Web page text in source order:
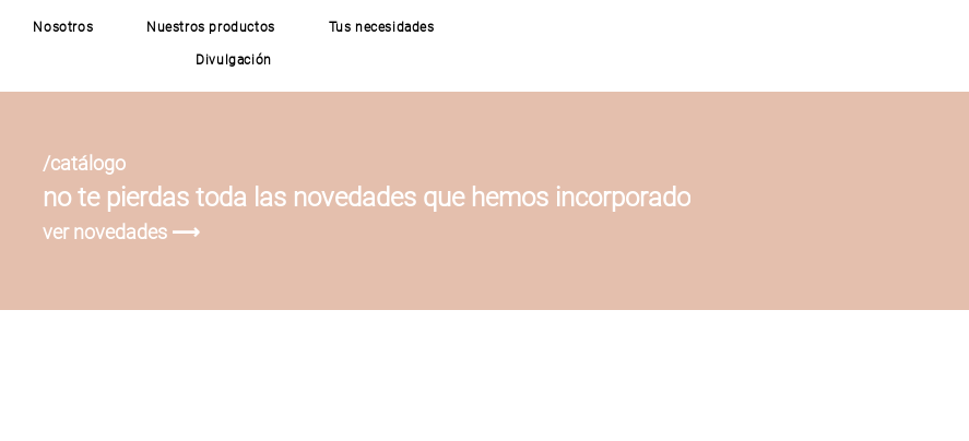
Nosotros Nuestros productos Tus necesidades
Divulgación
/catálogo
no te pierdas toda las novedades que hemos incorporado
ver novedades ⟶